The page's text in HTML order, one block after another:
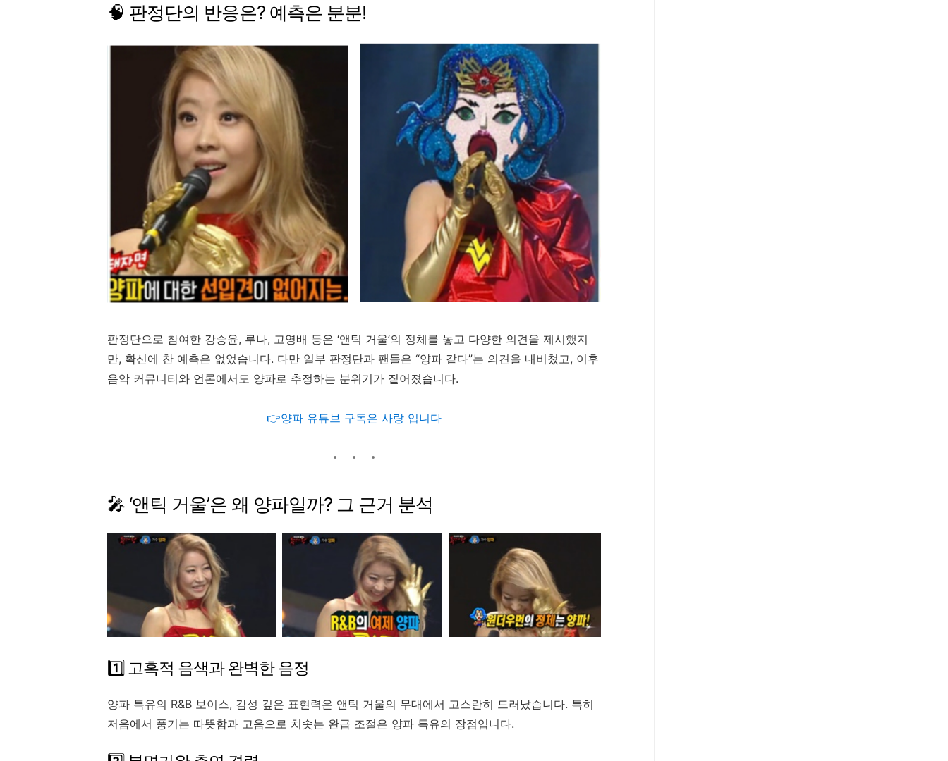
🧠 판정단의 반응은? 예측은 분분!
판정단으로 참여한 강승윤, 루나, 고영배 등은 ‘앤틱 거울’의 정체를 놓고 다양한 의견을 제시했지
만, 확신에 찬 예측은 없었습니다. 다만 일부 판정단과 팬들은 “양파 같다”는 의견을 내비쳤고, 이후
음악 커뮤니티와 언론에서도 양파로 추정하는 분위기가 짙어졌습니다.
👉양파 유튜브 구독은 사랑 입니다
🎤 ‘앤틱 거울’은 왜 양파일까? 그 근거 분석
1️⃣ 고혹적 음색과완벽한음정
양파 특유의 R&B 보이스, 감성 깊은 표현력은 앤틱 거울의 무대에서 고스란히 드러났습니다. 특히
저음에서 풍기는 따뜻함과 고음으로 치솟는 완급 조절은 양파 특유의 장점입니다.